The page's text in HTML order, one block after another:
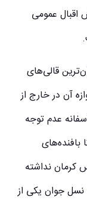
اقبال عمومی
قالی‌های
آن در خارج از
عدم توجه
کرمان نداشته
نسل جوان یکی از